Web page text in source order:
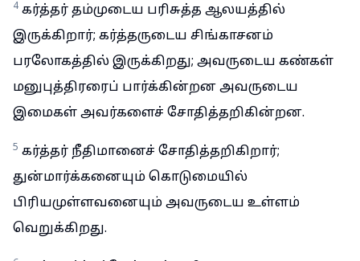
4 கர்த்தர் தம்முடைய பரிசுத்த ஆலயத்தில்
இருக்கிறார்; கர்த்தருடைய சிங்காசனம்
பரலோகத்தில் இருக்கிறது; அவருடைய கண்கள்
மனுபுத்திரரைப் பார்க்கின்றன அவருடைய
இமைகள் அவர்களைச் சோதித்தறிகின்றன.
5 கர்த்தர் நீதிமானைச் சோதித்தறிகிறார்;
துன்மார்க்கனையும் கொடுமையில்
பிரியமுள்ளவனையும் அவருடைய உள்ளம்
வெறுக்கிறது.